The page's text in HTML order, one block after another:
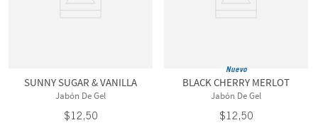
SUNNY SUGAR & VANILLA
Jabón De Gel
$12,50
Nuevo
BLACK CHERRY MERLOT
Jabón De Gel
$12,50